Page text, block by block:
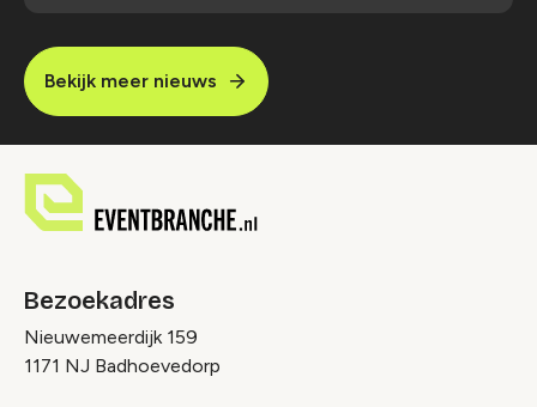
Bekijk meer nieuws
Bezoekadres
Nieuwemeerdijk 159
1171 NJ Badhoevedorp